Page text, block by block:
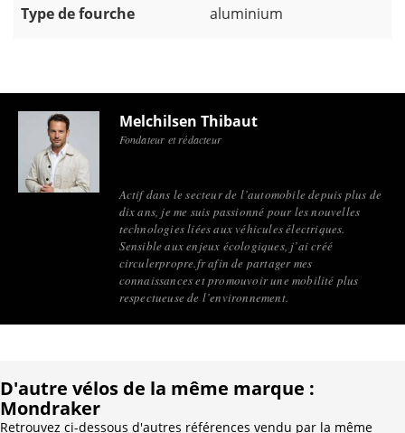
Type de fourche aluminium
Melchilsen Thibaut
Fondateur et rédacteur
Actif dans le secteur de l’automobile depuis plus de
dix ans, je me suis passionné pour les nouvelles
technologies liées aux véhicules électriques.
Sensible aux enjeux écologiques, j’ai créé
circulerpropre.fr afin de partager mes
connaissances et promouvoir une mobilité plus
respectueuse de l’environnement.
D'autre vélos de la même marque :
Mondraker
Retrouvez ci-dessous d'autres références vendu par la même